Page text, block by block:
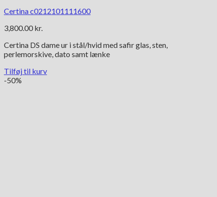
Certina c0212101111600
3,800.00 kr.
Certina DS dame ur i stål/hvid med safir glas, sten,
perlemorskive, dato samt lænke
Tilføj til kurv
-50%